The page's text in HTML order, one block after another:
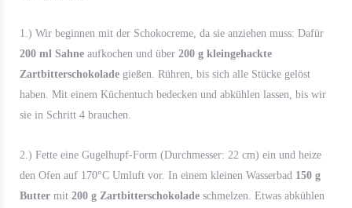
1.) Wir beginnen mit der Schokocreme, da sie anziehen muss: Dafür
200 ml Sahne aufkochen und über 200 g kleingehackte
Zartbitterschokolade gießen. Rühren, bis sich alle Stücke gelöst
haben. Mit einem Küchentuch bedecken und abkühlen lassen, bis wir
sie in Schritt 4 brauchen.
2.) Fette eine Gugelhupf-Form (Durchmesser: 22 cm) ein und heize
den Ofen auf 170°C Umluft vor. In einem kleinen Wasserbad 150 g
Butter mit 200 g Zartbitterschokolade schmelzen. Etwas abkühlen